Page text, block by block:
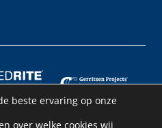
beste ervaring op onze
over welke cookies wij